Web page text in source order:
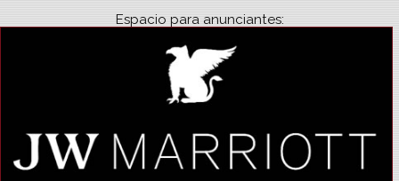
Espacio para anunciantes: